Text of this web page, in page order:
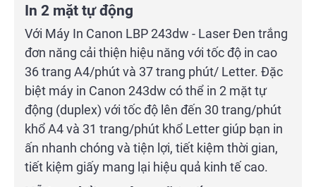
In 2 mặt tự động
Với Máy In Canon LBP 243dw - Laser Đen trắng
đơn năng cải thiện hiệu năng với tốc độ in cao
36 trang A4/phút và 37 trang phút/ Letter. Đặc
biệt máy in Canon 243dw có thể in 2 mặt tự
động (duplex) với tốc độ lên đến 30 trang/phút
khổ A4 và 31 trang/phút khổ Letter giúp bạn in
ấn nhanh chóng và tiện lợi, tiết kiệm thời gian,
tiết kiệm giấy mang lại hiệu quả kinh tế cao.